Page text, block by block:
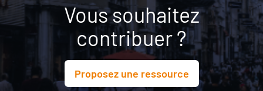
Vous souhaitez
contribuer ?
Proposez une ressource